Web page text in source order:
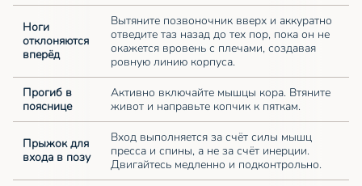
Ноги
отклоняются
вперёд
Вытяните позвоночник вверх и аккуратно
отведите таз назад до тех пор, пока он не
окажется вровень с плечами, создавая
ровную линию корпуса.
Прогиб в
пояснице
Активно включайте мышцы кора. Втяните
живот и направьте копчик к пяткам.
Прыжок для
входа в позу
Вход выполняется за счёт силы мышц
пресса и спины, а не за счёт инерции.
Двигайтесь медленно и подконтрольно.